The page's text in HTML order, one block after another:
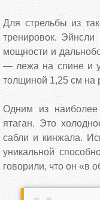
Для стрельбы из
тренировок.
мощности и
— лежа на спине и
толщиной 1,25 см на
Одним из наиболее
ятаган. Это
сабли и кинжала.
уникальной
говорили, что он «в